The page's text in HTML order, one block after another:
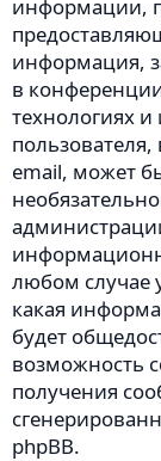
информации,
информация,
в
технологиях
email, может
любом случае
какая
будет
возможность
получения
phpBB.